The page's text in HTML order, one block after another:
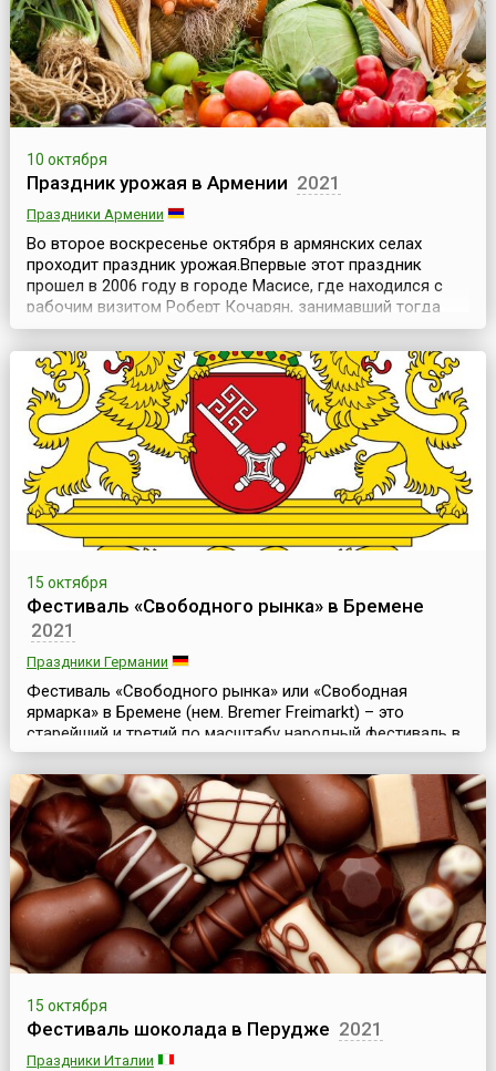
10 октября
Праздник урожая в Армении 2021
Праздники Армении
Во второе воскресенье октября в армянских селах
проходит праздник урожая.Впервые этот праздник
прошел в 2006 году в городе Масисе, где находился с
рабочим визитом Роберт Кочарян, занимавший тогда
пост президента Армении.Почти сотня накрытых столов
ломилась от изобилия: корзины с овощами и фруктами,
всевозможные мясные и даже рыбные деликатесы
(икра армянская, ишхановая), напитки, молочная ...
15 октября
Фестиваль «Свободного рынка» в Бремене
2021
Праздники Германии
Фестиваль «Свободного рынка» или «Свободная
ярмарка» в Бремене (нем. Bremer Freimarkt) – это
старейший и третий по масштабу народный фестиваль в
Германии. Он традиционно проходит во второй половине
октября и продолжается 17 дней.В древнем немецком
городе Бремене, городе с богатой историей, проходит
бесчисленное множество фестивалей и городских
праздников, о его театрах известно далеко даже за ...
15 октября
Фестиваль шоколада в Перудже 2021
Праздники Италии